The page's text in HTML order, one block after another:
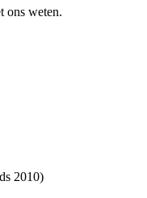
ons weten.
2010)